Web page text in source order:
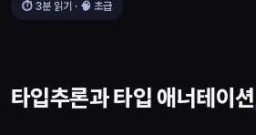
⏱ 3분 읽기 · 🧠 초급
타입추론과 타입 애너테이션